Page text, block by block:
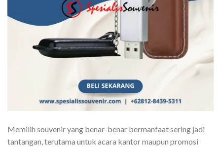
Memilih souvenir yang benar-benar bermanfaat sering jadi
tantangan, terutama untuk acara kantor maupun promosi